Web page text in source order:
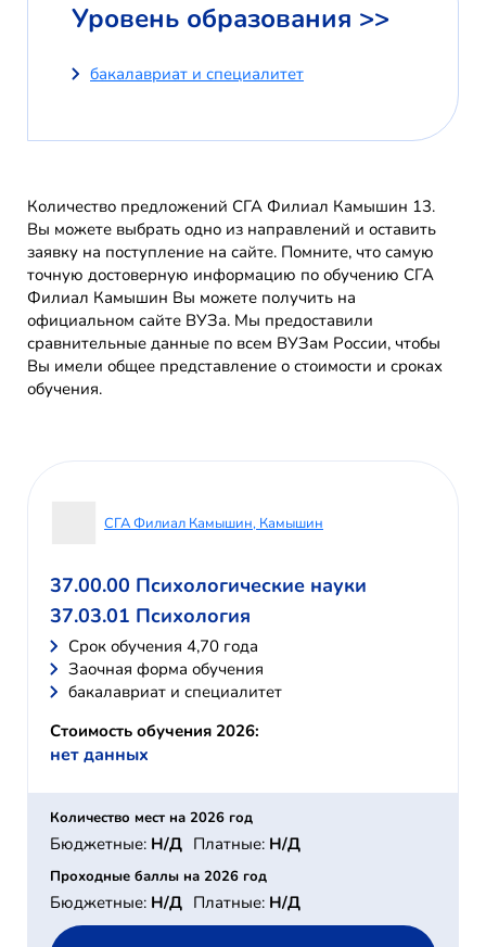
Уровень образования >>
бакалавриат и специалитет
Количество предложений СГА Филиал Камышин 13.
Вы можете выбрать одно из направлений и оставить
заявку на поступление на сайте. Помните, что самую
точную достоверную информацию по обучению СГА
Филиал Камышин Вы можете получить на
официальном сайте ВУЗа. Мы предоставили
сравнительные данные по всем ВУЗам России, чтобы
Вы имели общее представление о стоимости и сроках
обучения.
СГА Филиал Камышин, Камышин
37.00.00 Психологические науки
37.03.01 Психология
Cрок обучения 4,70 года
Заочная форма обучения
бакалавриат и специалитет
Стоимость обучения 2026:
нет данных
Количество мест на 2026 год
Бюджетные: Н/Д Платные: Н/Д
Проходные баллы на 2026 год
Бюджетные: Н/Д Платные: Н/Д